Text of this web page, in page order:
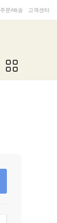
주문/배송 고객센터